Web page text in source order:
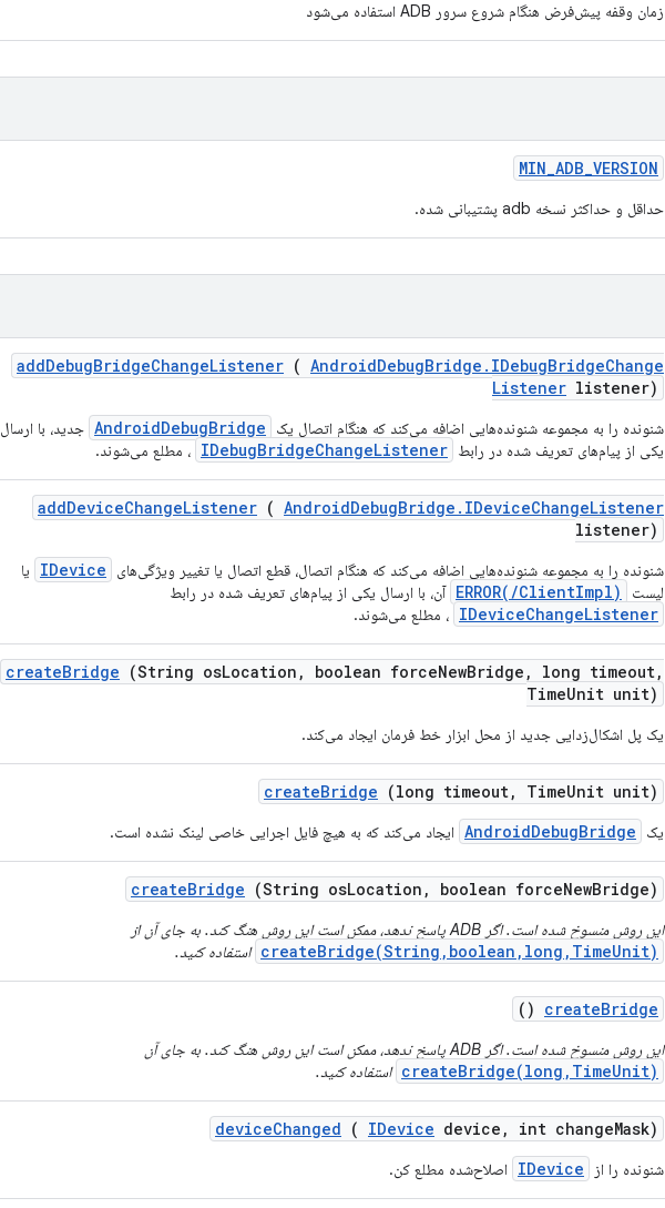
زمان وقفه پیش‌فرض هنگام شروع سرور ADB استفاده می‌شود
MIN_ADB_VERSION
حداقل و حداکثر نسخه adb پشتیبانی شده.
addDebugBridgeChangeListener ( AndroidDebugBridge . IDebugBridgeChange
Listener listener)
شنونده را به مجموعه شنونده‌هایی اضافه می‌کند که هنگام اتصال یک AndroidDebugBridge جدید، با ارسال
یکی از پیام‌های تعریف شده در رابط IDebugBridgeChangeListener ، مطلع می‌شوند.
addDeviceChangeListener ( AndroidDebugBridge . IDeviceChangeListener
listener)
شنونده را به مجموعه شنونده‌هایی اضافه می‌کند که هنگام اتصال، قطع اتصال یا تغییر ویژگی‌های IDevice
یا
لیست
ERROR(/ClientImpl) آن، با ارسال یکی از پیام‌های تعریف شده در رابط
IDeviceChangeListener ، مطلع می‌شوند.
createBridge (String osLocation , boolean forceNewBridge , long timeout,
TimeUnit unit)
یک پل اشکال‌زدایی جدید از محل ابزار خط فرمان ایجاد می‌کند.
createBridge (long timeout, TimeUnit unit)
یک AndroidDebugBridge ایجاد می‌کند که به هیچ فایل اجرایی خاصی لینک نشده است.
createBridge (String osLocation , boolean forceNewBridge)
این روش منسوخ شده است. اگر ADB پاسخ ندهد، ممکن است این روش هنگ کند. به جای آن از
createBridge(String,boolean,long,TimeUnit) استفاده کنید.
createBridge
()
این روش منسوخ شده است. اگر ADB پاسخ ندهد، ممکن است این روش هنگ کند. به جای آن
createBridge(long,TimeUnit) استفاده کنید.
deviceChanged ( IDevice device , int changeMask)
شنونده را از IDevice اصلاح‌شده مطلع کن.